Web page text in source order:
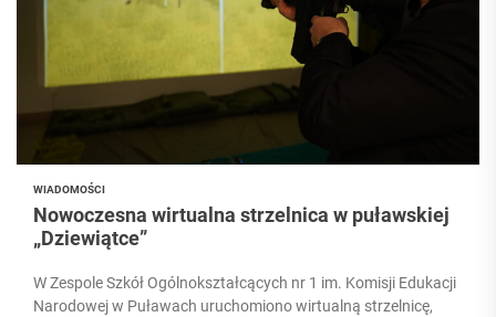
WIADOMOŚCI
Nowoczesna wirtualna strzelnica w puławskiej
„Dziewiątce”
W Zespole Szkół Ogólnokształcących nr 1 im. Komisji Edukacji
Narodowej w Puławach uruchomiono wirtualną strzelnicę,